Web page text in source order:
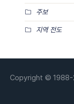
주보
지역 전도
Copyright © 1988-